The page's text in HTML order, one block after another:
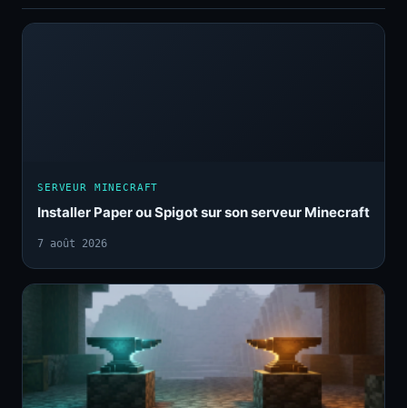
SERVEUR MINECRAFT
Installer Paper ou Spigot sur son serveur Minecraft
7 août 2026